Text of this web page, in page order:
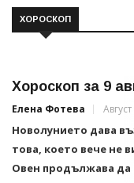
ХОРОСКОП
Хороскоп за 9
Елена Фотева
Новолунието дава
това, което вече не
Овен продължава да